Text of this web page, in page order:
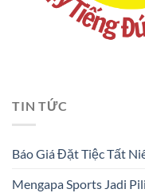
TIN TỨC
Báo Giá Đặt Tiệc Tất
Mengapa Sports Jadi